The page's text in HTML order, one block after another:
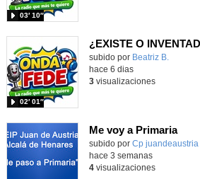
03′ 10″
¿EXISTE O
Contenido educativo.
subido por Beatriz B.
02′ 01″
hace 6 dias
3visualizaciones
Me voy a Primaria
Contenido educativo.
subido por Cp juandeaustria
hace 3 semanas
4visualizaciones